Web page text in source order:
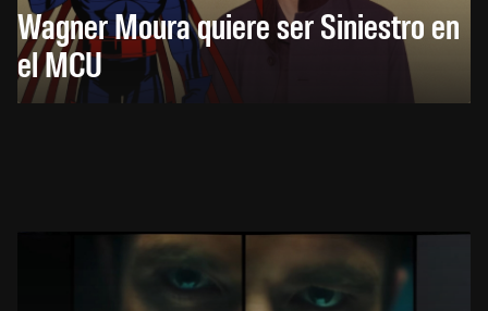
Wagner Moura quiere ser Siniestro en
el MCU